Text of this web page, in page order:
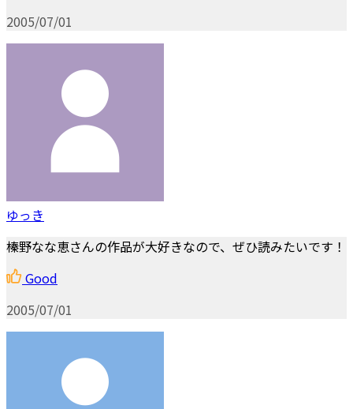
2005/07/01
ゆっき
榛野なな恵さんの作品が大好きなので、ぜひ読みたいです！
Good
2005/07/01